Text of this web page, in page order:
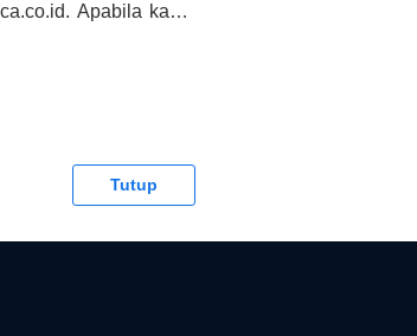
Apabila kamu
Tutup